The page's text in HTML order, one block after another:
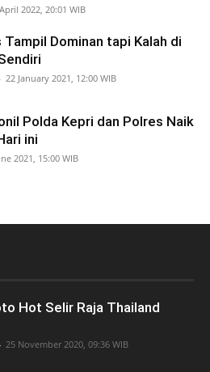
2022, 20:01 WIB
Tampil Dominan tapi Kalah di
- 22 January 2021, 12:00 WIB
Polda Kepri dan Polres Naik
ini
2021, 15:00 WIB
Hot Selir Raja Thailand
25 November 2020, 09:36 WIB